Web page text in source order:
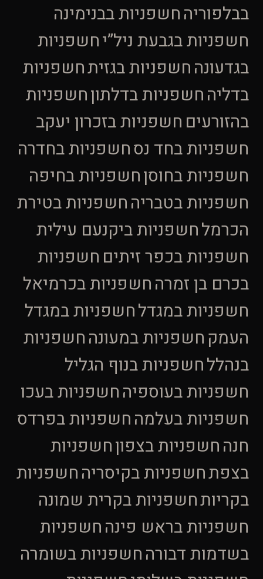
בבלפוריהחשפניות בבנימינה
חשפניות בגבעת ניל”יחשפניות
בגדעונהחשפניות בגזיתחשפניות
בדליהחשפניות בדלתוןחשפניות
בהזורעים חשפניות בזכרון יעקב
חשפניות בחד נסחשפניות בחדרה
חשפניות בחוסןחשפניות בחיפה
חשפניות בטבריהחשפניות בטירת
הכרמלחשפניות ביקנעם עילית
חשפניות בכפר זיתים חשפניות
בכרם בן זמרהחשפניות בכרמיאל
חשפניות במגדלחשפניות במגדל
העמקחשפניות במעונהחשפניות
בנהללחשפניות בנוף הגליל
חשפניות בעוספיהחשפניות בעכו
חשפניות בעלמהחשפניות בפרדס
חנהחשפניות בצפוןחשפניות
בצפתחשפניות בקיסריהחשפניות
בקריותחשפניות בקרית שמונה
חשפניות בראש פינהחשפניות
בשדמות דבורהחשפניות בשומרה